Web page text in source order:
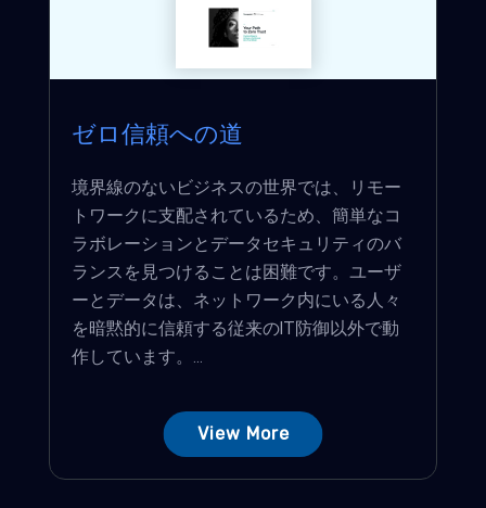
ゼロ信頼への道
境界線のないビジネスの世界では、リモー
トワークに支配されているため、簡単なコ
ラボレーションとデータセキュリティのバ
ランスを見つけることは困難です。ユーザ
ーとデータは、ネットワーク内にいる人々
を暗黙的に信頼する従来のIT防御以外で動
作しています。...
View More